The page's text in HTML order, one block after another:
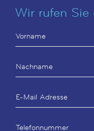
Wir rufen Sie